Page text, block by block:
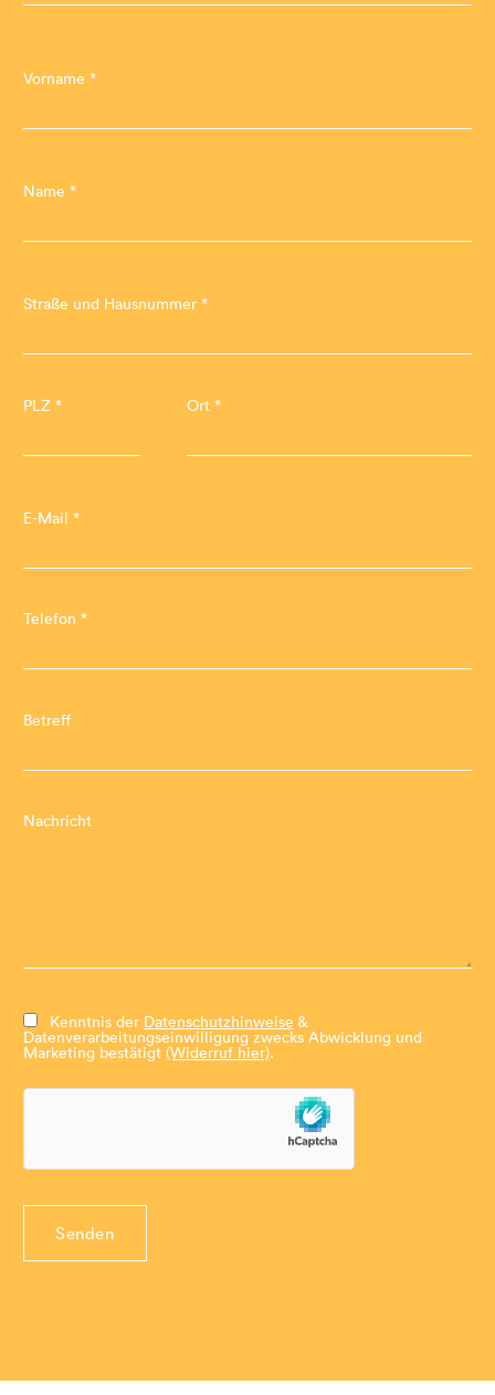
Vorname *
Name *
Straße und Hausnummer *
PLZ * Ort *
E-Mail *
Telefon *
Betreff
Nachricht
Kenntnis der Datenschutzhinweise &
Datenverarbeitungseinwilligung zwecks Abwicklung und
Marketing bestätigt (Widerruf hier).